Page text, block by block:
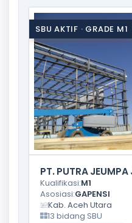
SBU AKTIF · GRADE M1
PT. PUTRA JEUMPA
Kualifikasi:M1
Asosiasi:GAPENSI
Kab. Aceh Utara
13 bidang SBU